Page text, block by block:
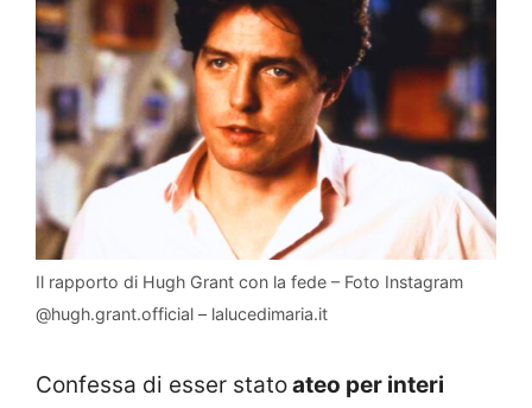
Il rapporto di Hugh Grant con la fede – Foto Instagram
@hugh.grant.official – lalucedimaria.it
Confessa di esser statoateo per interi